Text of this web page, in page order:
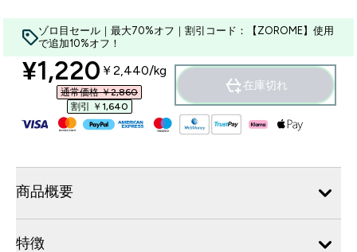
ゾロ目セール｜最大70%オフ｜割引コード：【ZOROME】使用
で追加10%オフ！
discounted price
¥1,220‎ ￥2,440‎/kg
通常価格 ￥2,860‎
割引 ￥1,640‎
在庫切れ
商品概要
特徴